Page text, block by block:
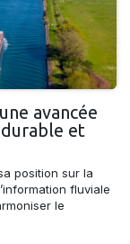
avancée
et
position sur la
fluviale
le